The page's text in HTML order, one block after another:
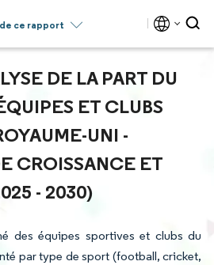
ce rapport
DE LA PART DU
ET CLUBS
UNI -
CROISSANCE ET
- 2030)
des équipes sportives et clubs du
par type de sport (football, cricket,